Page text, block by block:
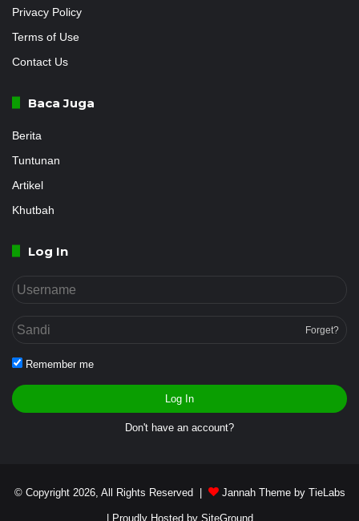
Privacy Policy
Terms of Use
Contact Us
Baca Juga
Berita
Tuntunan
Artikel
Khutbah
Log In
Forget?
Remember me
Log In
Don't have an account?
© Copyright 2026, All Rights Reserved | Jannah Theme by TieLabs
| Proudly Hosted by SiteGround